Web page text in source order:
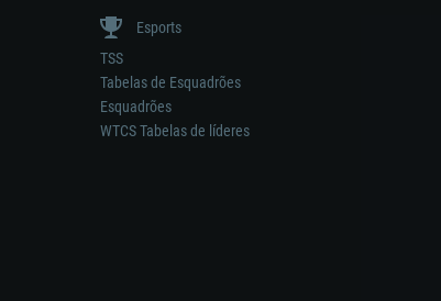
Esports
TSS
Tabelas de Esquadrões
Esquadrões
WTCS Tabelas de líderes